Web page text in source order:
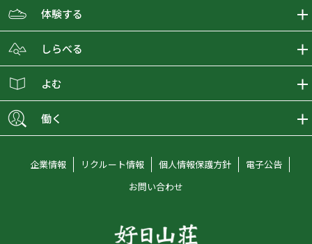
ECMALLの商品をさがす
取り扱いブランド一覧
ショップブログ
会員募集
体験する
おとな女子登山部
グラビティリサーチ
しらべる
登山レポート
オンラインコンシェルジュ
よむ
働く
企業情報 リクルート情報 個人情報保護方針
電子公告
お問い合わせ